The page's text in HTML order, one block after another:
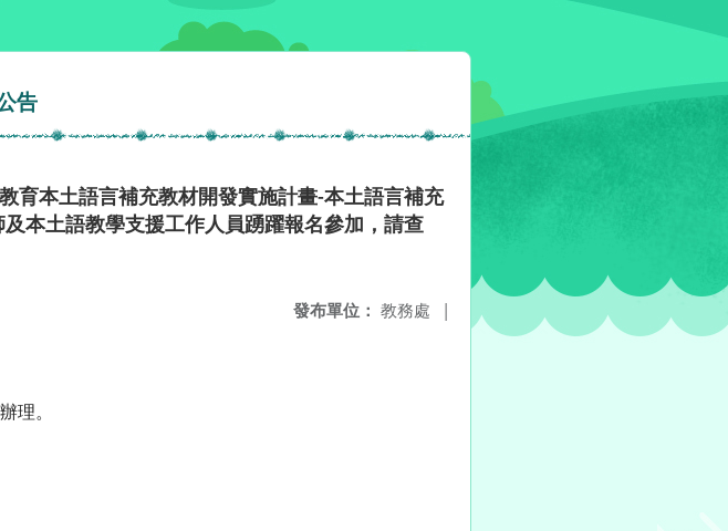
告
育本土語言補充教材開發實施計畫-本土語言補充
本土語教學支援工作人員踴躍報名參加，請查
發布單位： 教務處 |
理。